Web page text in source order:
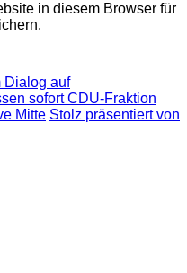
in diesem Browser für
Dialog auf
sofort CDU-Fraktion
Mitte Stolz präsentiert von